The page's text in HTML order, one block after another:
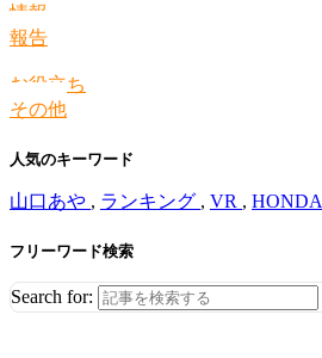
情報
報告
お役立ち
その他
人気のキーワード
山口あや , ランキング , VR , HONDA
フリーワード検索
Search for: